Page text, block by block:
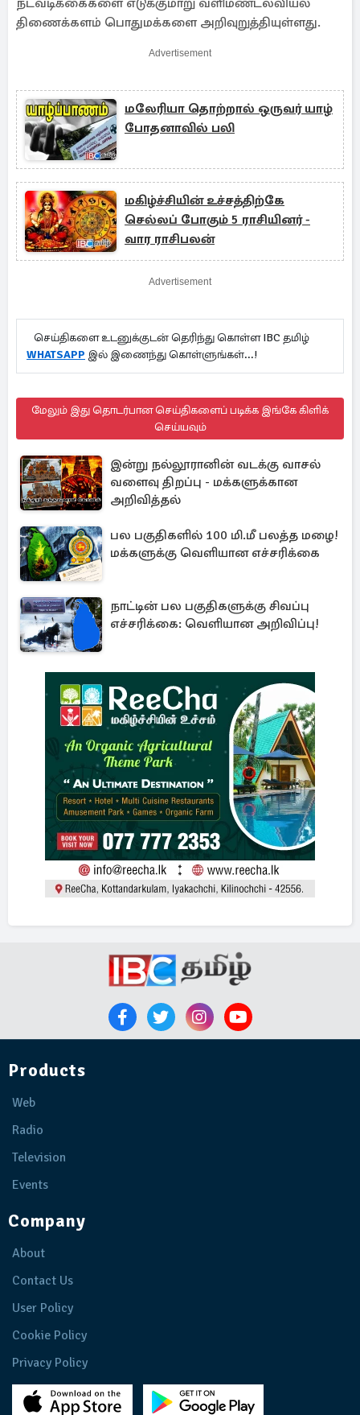
நடவடிக்கைகளை எடுக்குமாறு வளிமண்டலவியல்
திணைக்களம் பொதுமக்களை அறிவுறுத்தியுள்ளது.
Advertisement
மலேரியா தொற்றால் ஒருவர் யாழ்
போதனாவில் பலி
மகிழ்ச்சியின் உச்சத்திற்கே
செல்லப் போகும் 5 ராசியினர் -
வார ராசிபலன்
Advertisement
செய்திகளை உடனுக்குடன் தெரிந்து கொள்ள IBC தமிழ்
WHATSAPP இல் இணைந்து கொள்ளுங்கள்...!
மேலும் இது தொடர்பான செய்திகளைப் படிக்க இங்கே கிளிக்
செய்யவும்
இன்று நல்லூரானின் வடக்கு வாசல்
வளைவு திறப்பு - மக்களுக்கான
அறிவித்தல்
பல பகுதிகளில் 100 மி.மீ பலத்த மழை!
மக்களுக்கு வெளியான எச்சரிக்கை
நாட்டின் பல பகுதிகளுக்கு சிவப்பு
எச்சரிக்கை: வெளியான அறிவிப்பு!
Products
Web
Radio
Television
Events
Company
About
Contact Us
User Policy
Cookie Policy
Privacy Policy